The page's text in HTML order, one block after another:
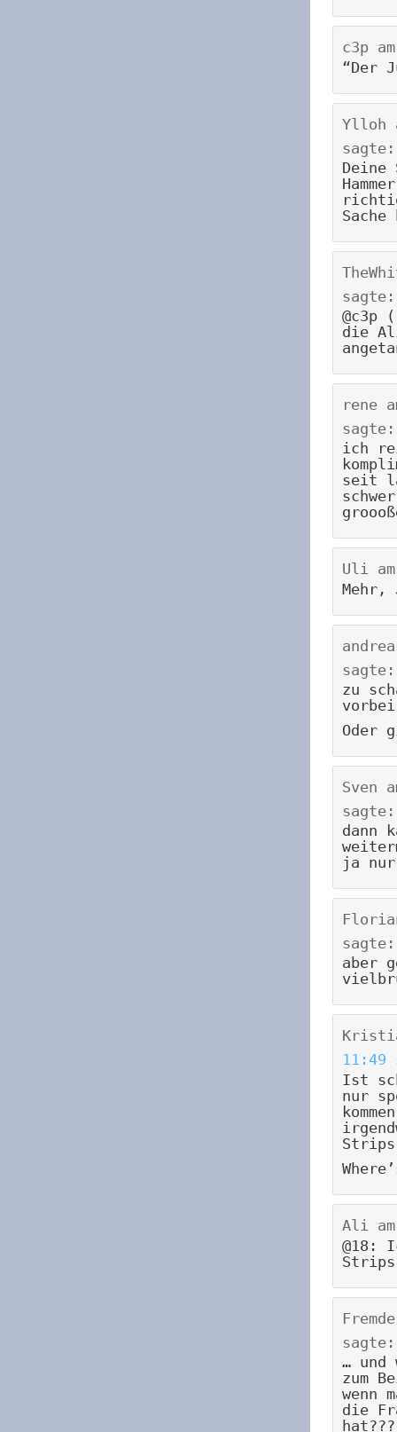
c3p
“Der
Ylloh
sagte:
Deine
sagte:
die
rene
sagte:
ich
seit
Uli
Mehr,
sagte:
zu
Oder
Sven
sagte:
dann
ja nur
sagte:
aber
11:49
Ist
nur
Ali
@18:
sagte:
… und
zum
wenn
die
hat???